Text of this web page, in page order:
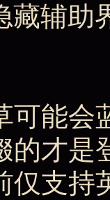
藏辅助
可能会
的才是
仅支持